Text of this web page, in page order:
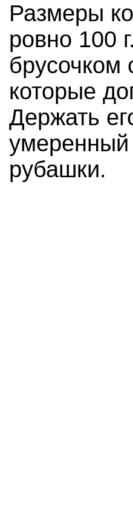
Размеры
ровно 100
брусочком
которые
Держать
умеренный
рубашки.